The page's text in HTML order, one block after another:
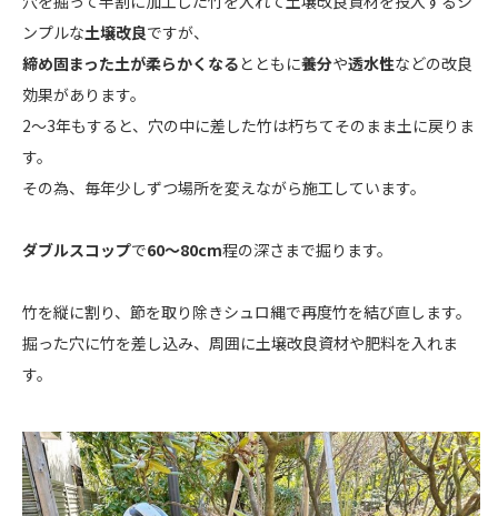
ンプルな土壌改良ですが、
締め固まった土が柔らかくなるとともに養分や透水性などの改良
効果があります。
2〜3年もすると、穴の中に差した竹は朽ちてそのまま土に戻りま
す。
その為、毎年少しずつ場所を変えながら施工しています。
ダブルスコップで60〜80cm程の深さまで掘ります。
竹を縦に割り、節を取り除きシュロ縄で再度竹を結び直します。
掘った穴に竹を差し込み、周囲に土壌改良資材や肥料を入れま
す。